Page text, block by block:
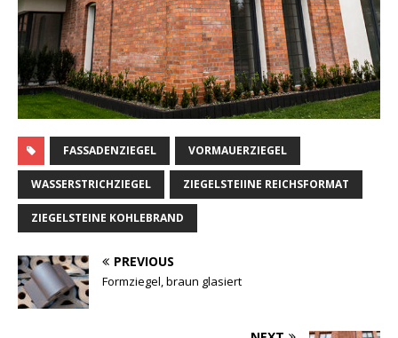
FASSADENZIEGEL VORMAUERZIEGEL
WASSERSTRICHZIEGEL ZIEGELSTEIINE REICHSFORMAT
ZIEGELSTEINE KOHLEBRAND
PREVIOUS
Formziegel, braun glasiert